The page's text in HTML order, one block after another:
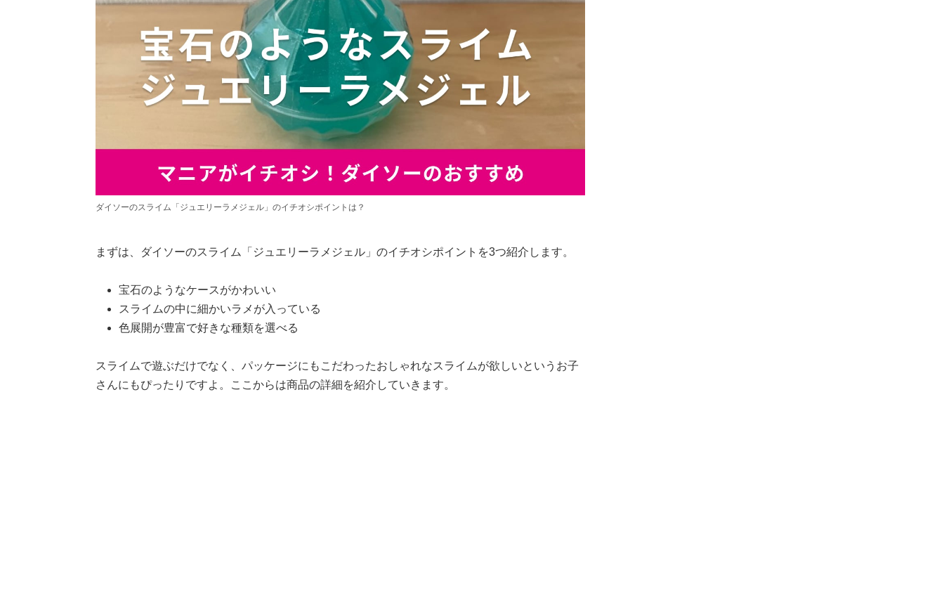
ダイソーのスライム「ジュエリーラメジェル」のイチオシポイントは？
まずは、ダイソーのスライム「ジュエリーラメジェル」のイチオシポイントを3つ紹介します。
宝石のようなケースがかわいい
スライムの中に細かいラメが入っている
色展開が豊富で好きな種類を選べる
スライムで遊ぶだけでなく、パッケージにもこだわったおしゃれなスライムが欲しいというお子
さんにもぴったりですよ。ここからは商品の詳細を紹介していきます。